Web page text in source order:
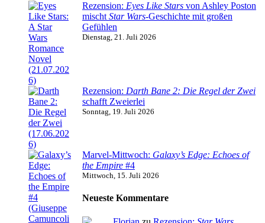
Rezension: Eyes Like Stars von Ashley Poston
mischt Star Wars-Geschichte mit großen
Gefühlen
Dienstag, 21. Juli 2026
Rezension: Darth Bane 2: Die Regel der Zwei
schafft Zweierlei
Sonntag, 19. Juli 2026
Marvel-Mittwoch: Galaxy’s Edge: Echoes of
the Empire #4
Mittwoch, 15. Juli 2026
Neueste Kommentare